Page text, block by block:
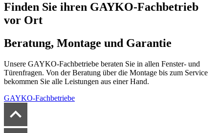
Finden Sie ihren GAYKO-Fachbetrieb
vor Ort
Beratung, Montage und Garantie
Unsere GAYKO-Fachbetriebe beraten Sie in allen Fenster- und
Türenfragen. Von der Beratung über die Montage bis zum Service
bekommen Sie alle Leistungen aus einer Hand.
GAYKO-Fachbetriebe